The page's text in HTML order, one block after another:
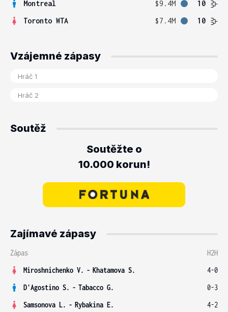
Montreal $9.4M
10
Toronto WTA
$7.4M 10
Vzájemné zápasy
Soutěž
Soutěžte o
10.000 korun!
Zajímavé zápasy
Zápas
H2H
Miroshnichenko V. - Khatamova S.
4-0
D'Agostino S. - Tabacco G.
0-3
Samsonova L. - Rybakina E.
4-2